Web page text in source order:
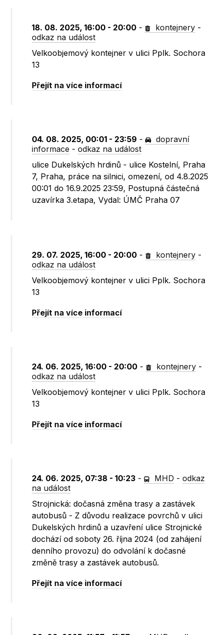
18. 08. 2025, 16:00 - 20:00 - kontejnery -
odkaz na událost
Velkoobjemový kontejner v ulici Pplk. Sochora
13
Přejít na více informací
04. 08. 2025, 00:01 - 23:59 -
dopravní
informace -odkaz na událost
ulice Dukelských hrdinů - ulice Kostelní, Praha
7, Praha, práce na silnici, omezení, od 4.8.2025
00:01 do 16.9.2025 23:59, Postupná částečná
uzavírka 3.etapa, Vydal: ÚMČ Praha 07
29. 07. 2025, 16:00 - 20:00 - kontejnery -
odkaz na událost
Velkoobjemový kontejner v ulici Pplk. Sochora
13
Přejít na více informací
24. 06. 2025, 16:00 - 20:00 - kontejnery -
odkaz na událost
Velkoobjemový kontejner v ulici Pplk. Sochora
13
Přejít na více informací
24. 06. 2025, 07:38 - 10:23 - MHD -odkaz
na událost
Strojnická: dočasná změna trasy a zastávek
autobusů - Z důvodu realizace povrchů v ulici
Dukelských hrdinů a uzavření ulice Strojnické
dochází od soboty 26. října 2024 (od zahájení
denního provozu) do odvolání k dočasné
změně trasy a zastávek autobusů.
Přejít na více informací